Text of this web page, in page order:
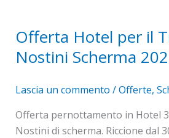
Offerta Hotel per il
Nostini Scherma
Lascia un commento /Offerte,
Offerta pernottamento in Hotel
Nostini di scherma. Riccione dal
per
il
Trofeo
Nostini
2025